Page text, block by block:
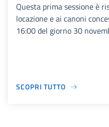
Questa prima sessione è
locazione e ai canoni
16:00 del giorno 30
SCOPRI TUTTO